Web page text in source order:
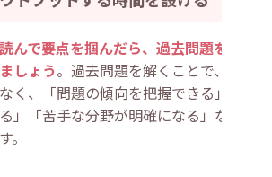
んで要点を掴んだら、過去問題を解い
しょう。過去問題を解くことで、知識
く、「問題の傾向を把握できる」「時
」「苦手な分野が明確になる」などの
。